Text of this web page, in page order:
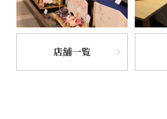
店舗一覧